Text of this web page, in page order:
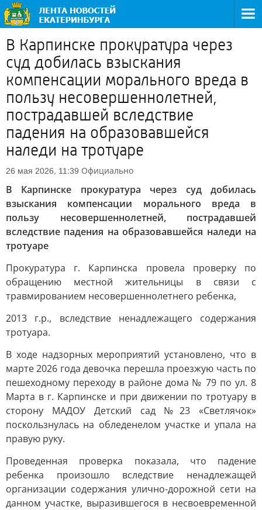
В Карпинске прокуратура через
суд добилась взыскания
компенсации морального вреда в
пользу несовершеннолетней,
пострадавшей вследствие
падения на образовавшейся
наледи на тротуаре
26 мая 2026, 11:39 Официально
В Карпинске прокуратура через суд добилась
взыскания компенсации морального вреда в
пользу несовершеннолетней, пострадавшей
вследствие падения на образовавшейся наледи на
тротуаре
Прокуратура г. Карпинска провела проверку по
обращению местной жительницы в связи с
травмированием несовершеннолетнего ребенка,
2013 г.р., вследствие ненадлежащего содержания
тротуара.
В ходе надзорных мероприятий установлено, что в
марте 2026 года девочка перешла проезжую часть по
пешеходному переходу в районе дома № 79 по ул. 8
Марта в г. Карпинске и при движении по тротуару в
сторону МАДОУ Детский сад №23 «Светлячок»
поскользнулась на обледенелом участке и упала на
правую руку.
Проведенная проверка показала, что падение
ребенка произошло вследствие ненадлежащей
организации содержания улично-дорожной сети на
данном участке, выразившегося в несвоевременной